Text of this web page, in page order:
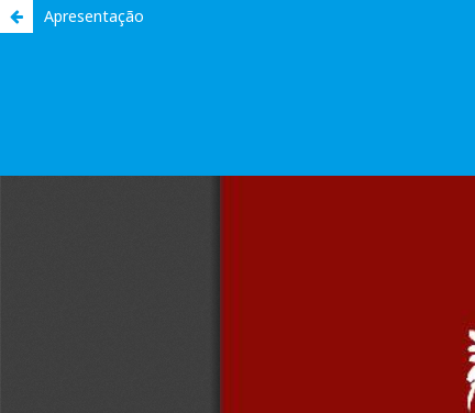
Apresentação